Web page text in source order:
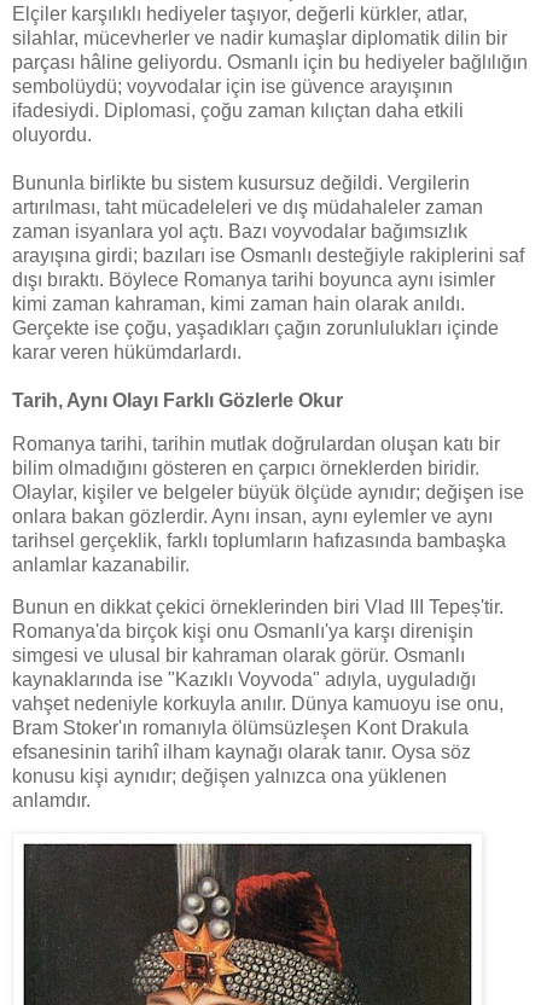
Elçiler karşılıklı hediyeler taşıyor, değerli kürkler, atlar,
silahlar, mücevherler ve nadir kumaşlar diplomatik dilin bir
parçası hâline geliyordu. Osmanlı için bu hediyeler bağlılığın
sembolüydü; voyvodalar için ise güvence arayışının
ifadesiydi. Diplomasi, çoğu zaman kılıçtan daha etkili
oluyordu.
Bununla birlikte bu sistem kusursuz değildi. Vergilerin
artırılması, taht mücadeleleri ve dış müdahaleler zaman
zaman isyanlara yol açtı. Bazı voyvodalar bağımsızlık
arayışına girdi; bazıları ise Osmanlı desteğiyle rakiplerini saf
dışı bıraktı. Böylece Romanya tarihi boyunca aynı isimler
kimi zaman kahraman, kimi zaman hain olarak anıldı.
Gerçekte ise çoğu, yaşadıkları çağın zorunlulukları içinde
karar veren hükümdarlardı.
Tarih, Aynı Olayı Farklı Gözlerle Okur
Romanya tarihi, tarihin mutlak doğrulardan oluşan katı bir
bilim olmadığını gösteren en çarpıcı örneklerden biridir.
Olaylar, kişiler ve belgeler büyük ölçüde aynıdır; değişen ise
onlara bakan gözlerdir. Aynı insan, aynı eylemler ve aynı
tarihsel gerçeklik, farklı toplumların hafızasında bambaşka
anlamlar kazanabilir.
Bunun en dikkat çekici örneklerinden biri Vlad III Tepeș'tir.
Romanya'da birçok kişi onu Osmanlı'ya karşı direnişin
simgesi ve ulusal bir kahraman olarak görür. Osmanlı
kaynaklarında ise "Kazıklı Voyvoda" adıyla, uyguladığı
vahşet nedeniyle korkuyla anılır. Dünya kamuoyu ise onu,
Bram Stoker'ın romanıyla ölümsüzleşen Kont Drakula
efsanesinin tarihî ilham kaynağı olarak tanır. Oysa söz
konusu kişi aynıdır; değişen yalnızca ona yüklenen
anlamdır.